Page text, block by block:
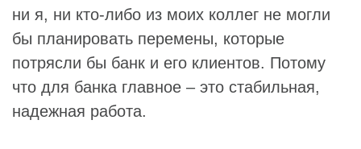
ни я, ни кто-либо из моих коллег не могли
бы планировать перемены, которые
потрясли бы банк и его клиентов. Потому
что для банка главное – это стабильная,
надежная работа.